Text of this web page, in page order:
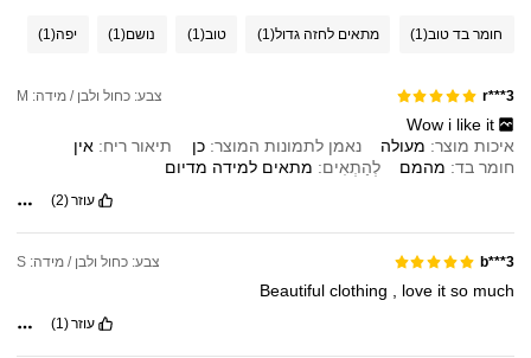
חומר בד טוב(1) מתאים לחזה גדול(1) טוב(1) נושם(1) יפה(1)
r***3 צבע: כחול ולבן / מידה: M
Wow i like it
איכות מוצר: מעולה נאמן לתמונות המוצר:כן תיאור ריח: אין
חומר בד: מהמם לְהַתְאִים: מתאיםלמידה מדיום
עוזר(2)
b***3 צבע: כחול ולבן / מידה: S
Beautiful clothing love it so much
עוזר(1)